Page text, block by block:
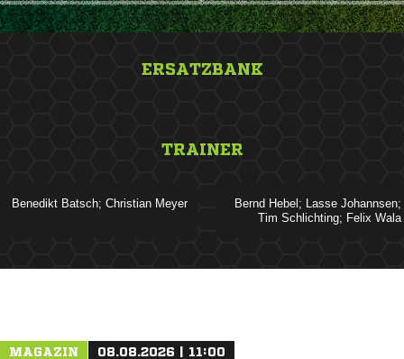
ERSATZBANK
TRAINER
   
   
   
MAGAZIN 08.08.2026 | 11:00